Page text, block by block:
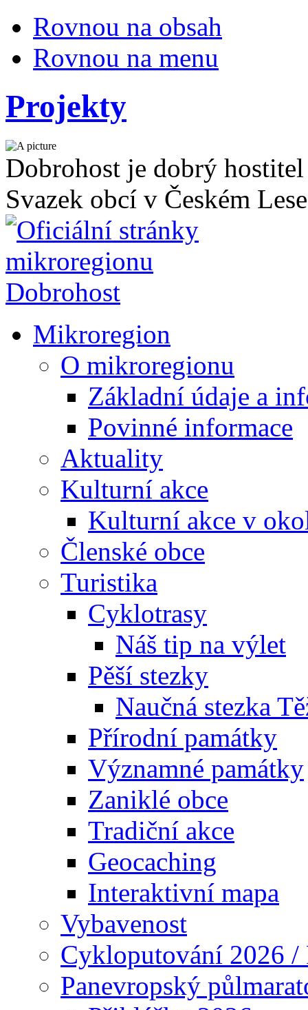
Rovnou na obsah
Rovnou na menu
Projekty
Dobrohost je dobrý hostitel
Svazek obcí v Českém Lese
Mikroregion
O mikroregionu
Základní údaje a
Povinné informace
Aktuality
Kulturní akce
Kulturní akce v
Členské obce
Turistika
Cyklotrasy
Náš tip na výlet
Pěší stezky
Naučná stezka
Přírodní památky
Významné památky
Zaniklé obce
Tradiční akce
Geocaching
Interaktivní mapa
Vybavenost
Cykloputování 2026 /
Panevropský